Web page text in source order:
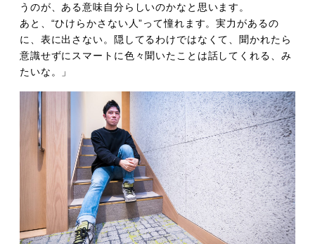
うのが、ある意味自分らしいのかなと思います。
あと、“ひけらかさない人”って憧れます。実力があるの
に、表に出さない。隠してるわけではなくて、聞かれたら
意識せずにスマートに色々聞いたことは話してくれる、み
たいな。」